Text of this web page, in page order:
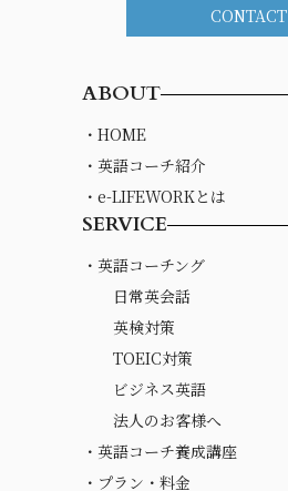
CONTACT
ABOUT
・HOME
・英語コーチ紹介
・e-LIFEWORKとは
SERVICE
・英語コーチング
日常英会話
英検対策
TOEIC対策
ビジネス英語
法人のお客様へ
・英語コーチ養成講座
・プラン・料金